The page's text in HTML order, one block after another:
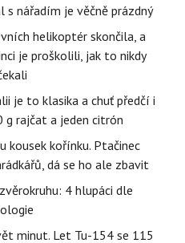
s nářadím je věčně prázdný
helikoptér skončila, a
je proškolili, jak to nikdy
je to klasika a chuť předčí i
g rajčat a jeden citrón
kousek kořínku. Ptačinec
dá se ho ale zbavit
4 hlupáci dle
minut. Let Tu-154 se 115